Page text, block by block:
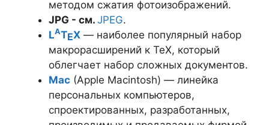
методом сжатия фотоизображений.
JPG - см. JPEG.
LATEX — наиболее популярный набор
макрорасширений к TeX, который
облегчает набор сложных документов.
Mac (Apple Macintosh) — линейка
персональных компьютеров,
спроектированных, разработанных,